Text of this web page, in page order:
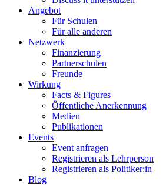
Angebot
Für Schulen
Für alle anderen
Netzwerk
Finanzierung
Partnerschulen
Freunde
Wirkung
Facts & Figures
Öffentliche Anerkennung
Medien
Publikationen
Events
Event anfragen
Registrieren als Lehrperson
Registrieren als Politiker:in
Blog